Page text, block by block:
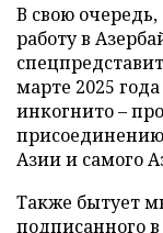
В свою
работу в
марте 2025
инкогнито –
Азии и самого
Также бытует
подписанного в